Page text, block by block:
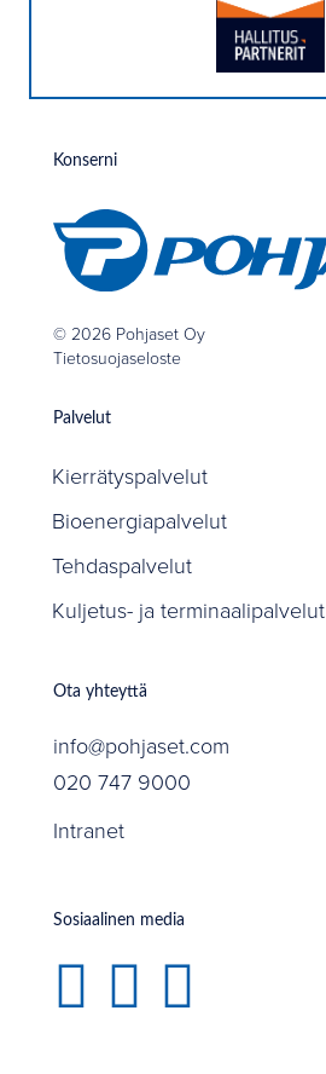
Konserni
© 2026 Pohjaset Oy
Tietosuojaseloste
Palvelut
Kierrätyspalvelut
Bioenergiapalvelut
Tehdaspalvelut
Kuljetus- ja terminaalipalvelut
Ota yhteyttä
info@pohjaset.com
020 747 9000
Intranet
Sosiaalinen media